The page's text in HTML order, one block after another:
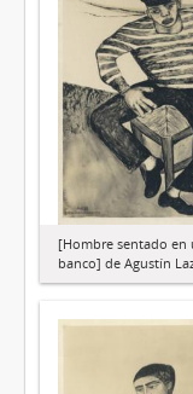
[Hombre sentado en
banco] de Agustín